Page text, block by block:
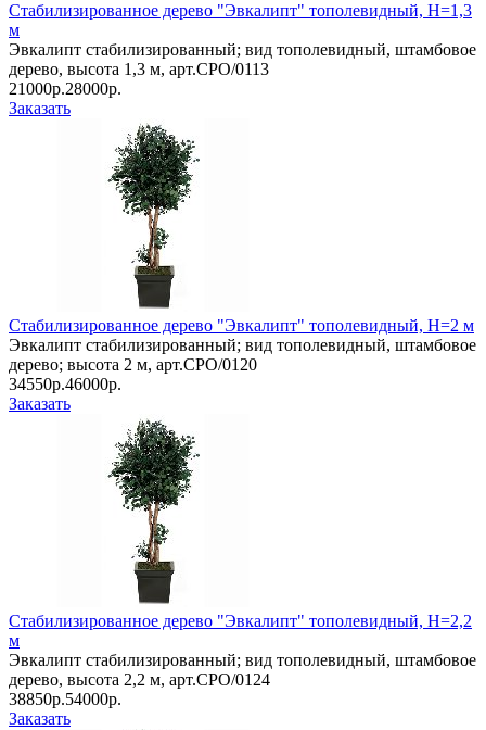
Стабилизированное дерево "Эвкалипт" тополевидный, Н=1,3
м
Эвкалипт стабилизированный; вид тополевидный, штамбовое
дерево, высота 1,3 м, арт.CPO/0113
21000р.28000р.
Заказать
Стабилизированное дерево "Эвкалипт" тополевидный, Н=2 м
Эвкалипт стабилизированный; вид тополевидный, штамбовое
дерево; высота 2 м, арт.CPO/0120
34550р.46000р.
Заказать
Стабилизированное дерево "Эвкалипт" тополевидный, Н=2,2
м
Эвкалипт стабилизированный; вид тополевидный, штамбовое
дерево, высота 2,2 м, арт.CPO/0124
38850р.54000р.
Заказать